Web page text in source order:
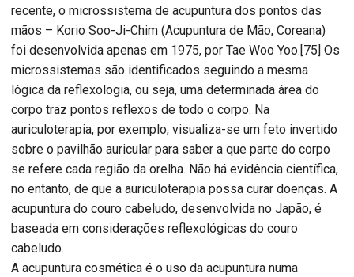
recente, o microssistema de acupuntura dos pontos das
mãos – Korio Soo-Ji-Chim (Acupuntura de Mão, Coreana)
foi desenvolvida apenas em 1975, por Tae Woo Yoo.[75] Os
microssistemas são identificados seguindo a mesma
lógica da reflexologia, ou seja, uma determinada área do
corpo traz pontos reflexos de todo o corpo. Na
auriculoterapia, por exemplo, visualiza-se um feto invertido
sobre o pavilhão auricular para saber a que parte do corpo
se refere cada região da orelha. Não há evidência científica,
no entanto, de que a auriculoterapia possa curar doenças. A
acupuntura do couro cabeludo, desenvolvida no Japão, é
baseada em considerações reflexológicas do couro
cabeludo.
A acupuntura cosmética é o uso da acupuntura numa